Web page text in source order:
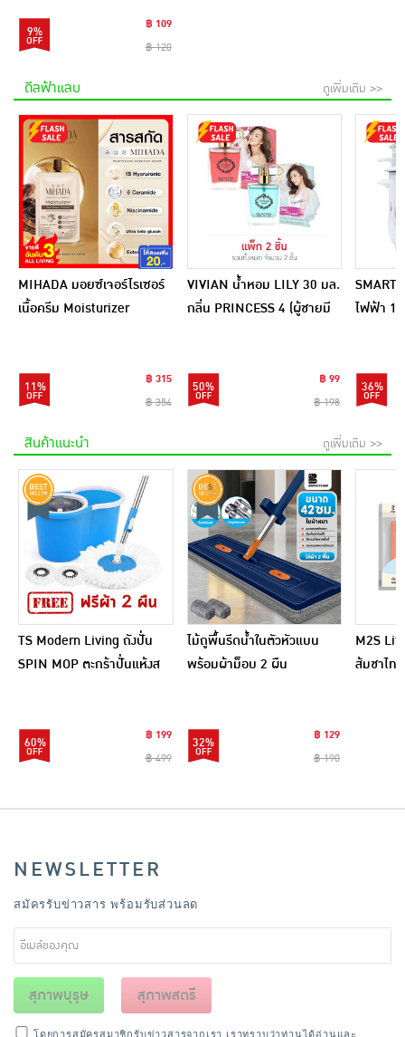
9%
฿ 109
฿ 120
ดีลฟ้าแลบ ดูเพิ่มเติม >>
MIHADA มอยซ์เจอร์ไรเซอร์
เนื้อครีม Moisturizer
11%
฿ 315
฿ 354
VIVIAN น้ำหอม LILY 30 มล.
กลิ่น PRINCESS 4 (ผู้ชายมี
50%
฿ 99
฿ 198
ไฟฟ้า 1
36%
สินค้าแนะนำ ดูเพิ่มเติม >>
TS Modern Living ถังปั่น
SPIN MOP ตะกร้าปั่นแห้งส
60%
฿ 199
฿ 499
ไม้ถูพื้นรีดน้ำในตัวหัวแบน
พร้อมผ้าม็อบ 2 ผืน
32%
฿ 129
฿ 190
M2S
ส้มชาไท
NEWSLETTER
สมัครรับข่าวสาร พร้อมรับส่วนลด
สุภาพบุรุษ สุภาพสตรี
โดยการสมัครสมาชิกรับข่าวสารจากเรา เราทราบว่าท่านได้อ่านและ